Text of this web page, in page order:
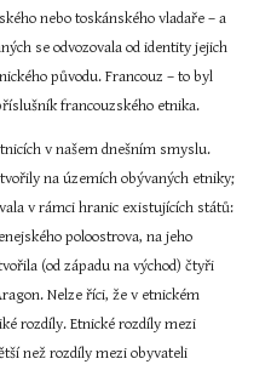
nebo toskánského vladaře – a
se odvozovala od identity jejich
původu. Francouz – to byl
francouzského etnika.
v našem dnešním smyslu.
na územích obývaných etniky;
v rámci hranic existujících států:
poloostrova, na jeho
(od západu na východ) čtyři
Nelze říci, že v etnickém
rozdíly. Etnické rozdíly mezi
než rozdíly mezi obyvateli